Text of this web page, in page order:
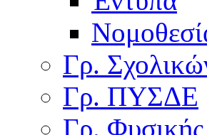
Γρ.
Γρ. ΠΥΣΔΕ
Γρ.